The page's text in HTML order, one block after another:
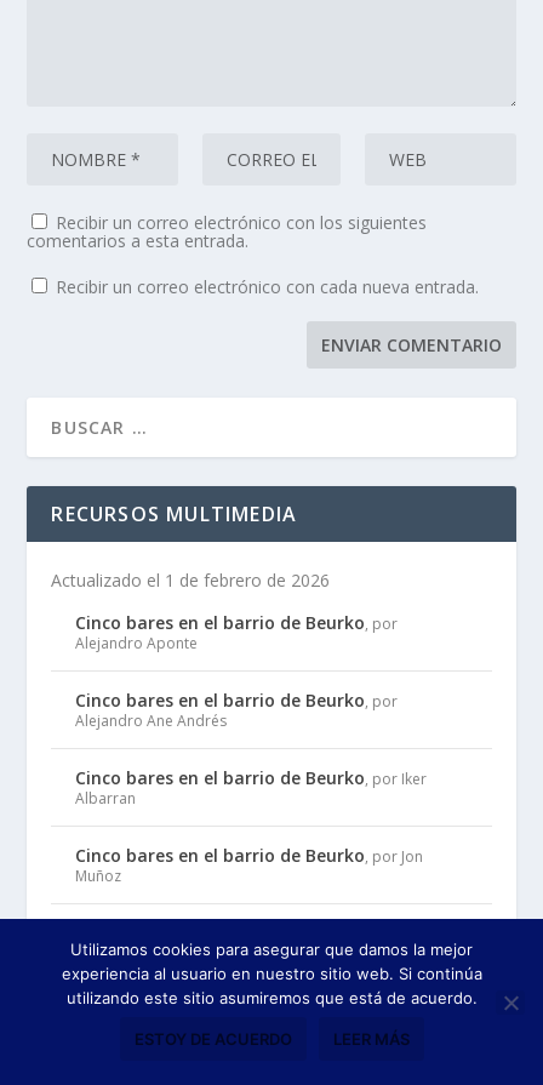
Recibir un correo electrónico con los siguientes
comentarios a esta entrada.
Recibir un correo electrónico con cada nueva entrada.
RECURSOS MULTIMEDIA
Actualizado el 1 de febrero de 2026
Cinco bares en el barrio de Beurko, por
Alejandro Aponte
Cinco bares en el barrio de Beurko, por
Alejandro Ane Andrés
Cinco bares en el barrio de Beurko, por Iker
Albarran
Cinco bares en el barrio de Beurko, por Jon
Muñoz
Lozano
Utilizamos cookies para asegurar que damos la mejor
experiencia al usuario en nuestro sitio web. Si continúa
utilizando este sitio asumiremos que está de acuerdo.
ESTOY DE ACUERDO LEER MÁS